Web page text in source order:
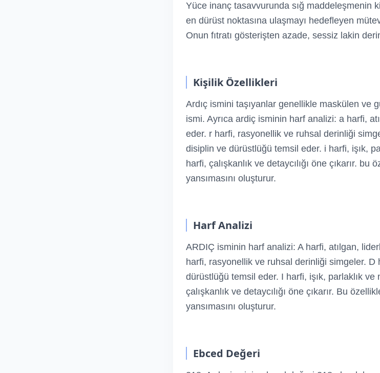
Yüce inanç tasavvurunda sığ maddeleşmenin
en dürüst noktasına ulaşmayı hedefleyen
Onun fıtratı gösterişten azade, sessiz lakin
Kişilik Özellikleri
Ardıç ismini taşıyanlar genellikle maskülen ve
ismi. Ayrıca ardiç isminin harf analizi: a harfi,
eder. r harfi, rasyonellik ve ruhsal derinliği
disiplin ve dürüstlüğü temsil eder. i harfi, işık,
harfi, çalışkanlık ve detaycılığı öne çıkarır.
yansımasını oluşturur.
Harf Analizi
ARDIÇ isminin harf analizi: A harfi, atılgan,
harfi, rasyonellik ve ruhsal derinliği simgeler. D
dürüstlüğü temsil eder. I harfi, işık, parlaklık
çalışkanlık ve detaycılığı öne çıkarır. Bu
yansımasını oluşturur.
Ebced Değeri